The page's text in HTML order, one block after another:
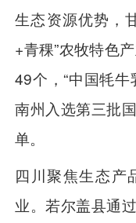
生态资源优势，
+青稞”农牧特色
49个，“中国牦
南州入选第三批
单。
四川聚焦生态产
业。若尔盖县通